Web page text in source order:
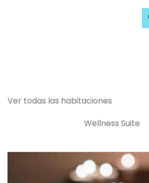
Ver todas las habitaciones
Wellness Suite